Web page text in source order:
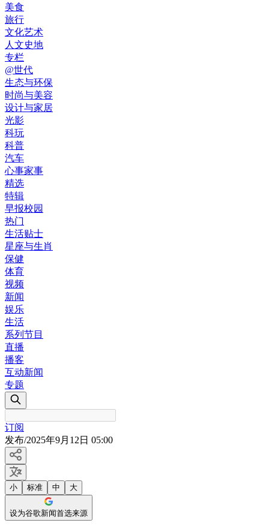
美食
旅行
文化艺术
人文史地
专栏
@世代
生态与环保
时尚与美容
设计与家居
光影
科玩
科普
汽车
心事家事
精选
特辑
早报校园
热门
生活贴士
星座与生肖
保健
体育
视频
新闻
娱乐
生活
系列节目
直播
播客
互动新闻
专题
订阅
发布/2025年9月12日 05:00
小 标准 中 大
设为谷歌新闻首选来源